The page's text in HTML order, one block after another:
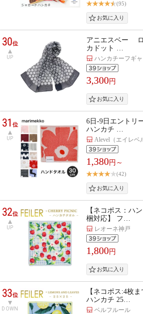
(95)
30位
UP
アニエスベー
カドット …
ハンカチーフギ
3,300円
31位
UP
6日-9日エントリ
ハンカチ …
Alevel（エイレベ
1,380円～
(42)
32位
UP
【ネコポス：ハ
梱対応】 フ…
レオーネ神戸
1,800円
33位
DOWN
【ネコポス:4枚
ハンカチ 25…
ベルフルール